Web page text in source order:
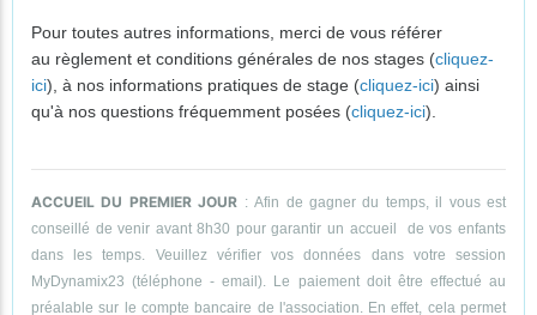
Pour toutes autres informations, merci de vous référer
au règlement et conditions générales de nos stages (cliquez-
ici), à nos informations pratiques de stage (cliquez-ici) ainsi
qu'à nos questions fréquemment posées (cliquez-ici).
ACCUEIL DU PREMIER JOUR : Afin de gagner du temps, il vous est
conseillé de venir avant 8h30 pour garantir un accueil de vos enfants
dans les temps. Veuillez vérifier vos données dans votre session
MyDynamix23 (téléphone - email). Le paiement doit être effectué au
préalable sur le compte bancaire de l'association. En effet, cela permet